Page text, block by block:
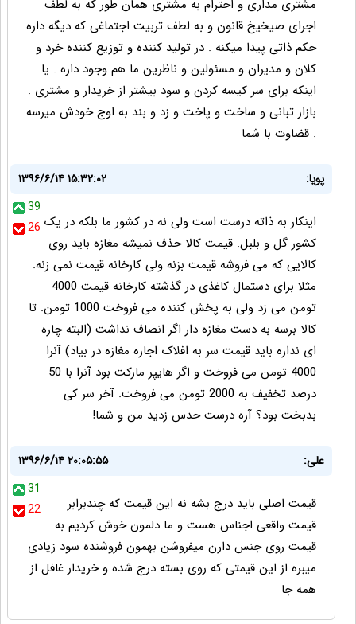
مشتری مداری و احترام به مشتری همان طور که به لطف
اجرای صیخیخ قانون و به لطف تربیت اجتماغی که دیگه داره
حکم ذاتی پیدا میکنه . در تولید کننده و توزیع کننده خرد و
کلان و مدیران و مسئولین و ناظرین ما هم وجود داره . یا
اینکه برای سر کیسه کردن و سود بیشتر از خریدار و مشتری .
بازار تبانی و ساخت و پاخت و زد و بند به اوج خودش میرسه
. قضاوت با شما
پویا:
۱۳۹۶/۶/۱۴ ۱۵:۳۲:۰۲
39
26 اينکار به ذاته درست است ولی نه در کشور ما بلکه در يک
کشور گل و بلبل. قيمت کالا حذف نمیشه مغازه بايد روی
کالایی که می فروشه قيمت بزنه ولی کارخانه قيمت نمی زنه.
مثلا برای دستمال کاغذی در گذشته کارخانه قیمت 4000
تومن می زد ولی به پخش کننده می فروخت 1000 تومن. تا
کالا برسه به دست مغازه دار اگر انصاف نداشت (البته چاره
ای نداره بايد قيمت سر به افلاک اجاره مغازه در بياد) آنرا
4000 تومن می فروخت و اگر هایپر مارکت بود آنرا با 50
درصد تخفيف به 2000 تومن می فروخت. آخر سر کی
بدبخت بود؟ آره درست حدس زدید من و شما!
علی:
۱۳۹۶/۶/۱۴ ۲۰:۰۵:۵۵
31
22
قیمت اصلی باید درج بشه نه این قیمت که چندبرابر
قیمت واقعی اجناس هست و ما دلمون خوش کردیم به
قیمت روی جنس دارن میفروشن بهمون فروشنده سود زیادی
میبره از این قیمتی که روی بسته درج شده و خریدار غافل از
همه جا